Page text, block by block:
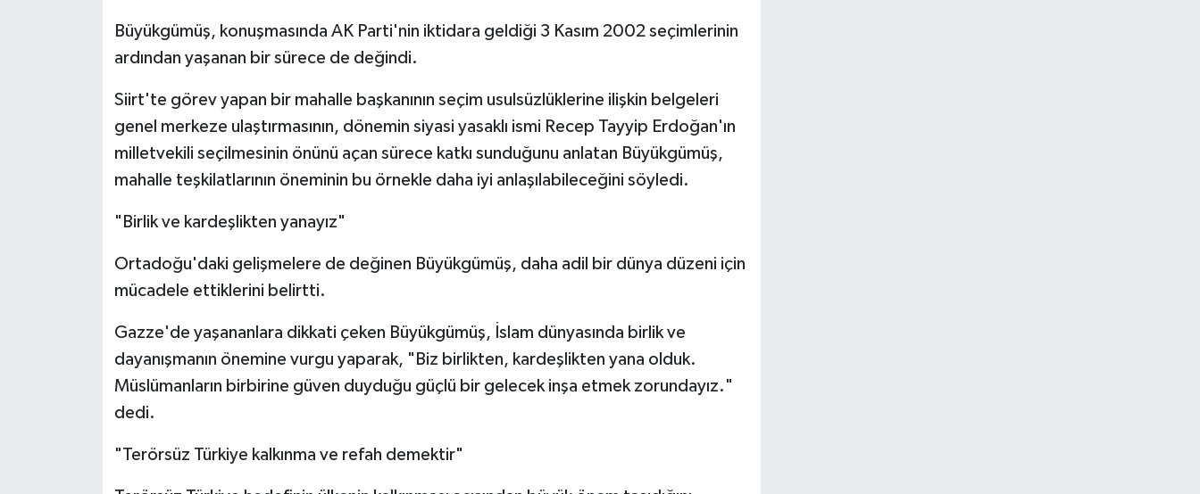
Büyükgümüş, konuşmasında AK Parti'nin iktidara geldiği 3 Kasım 2002 seçimlerinin
ardından yaşanan bir sürece de değindi.
Siirt'te görev yapan bir mahalle başkanının seçim usulsüzlüklerine ilişkin belgeleri
genel merkeze ulaştırmasının, dönemin siyasi yasaklı ismi Recep Tayyip Erdoğan'ın
milletvekili seçilmesinin önünü açan sürece katkı sunduğunu anlatan Büyükgümüş,
mahalle teşkilatlarının öneminin bu örnekle daha iyi anlaşılabileceğini söyledi.
"Birlik ve kardeşlikten yanayız"
Ortadoğu'daki gelişmelere de değinen Büyükgümüş, daha adil bir dünya düzeni için
mücadele ettiklerini belirtti.
Gazze'de yaşananlara dikkati çeken Büyükgümüş, İslam dünyasında birlik ve
dayanışmanın önemine vurgu yaparak, "Biz birlikten, kardeşlikten yana olduk.
Müslümanların birbirine güven duyduğu güçlü bir gelecek inşa etmek zorundayız."
dedi.
"Terörsüz Türkiye kalkınma ve refah demektir"